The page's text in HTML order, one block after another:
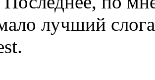
лучший